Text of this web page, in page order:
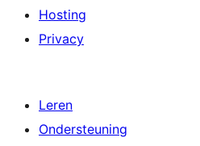
Hosting
Privacy
Leren
Ondersteuning